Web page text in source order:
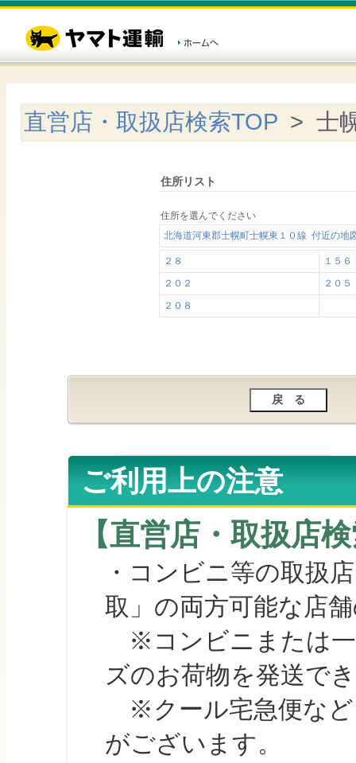
直営店・取扱店検索TOP > 士
住所リスト
住所を選んでください
北海道河東郡士幌町士幌東１０線 付近の地
２８
１５６
２０２
２０５
２０８
ご利用上の注意
【直営店・取扱店
・コンビニ等の取扱
取」の両方可能な店
※コンビニまたは一
ズのお荷物を発送で
※クール宅急便など
がございます。